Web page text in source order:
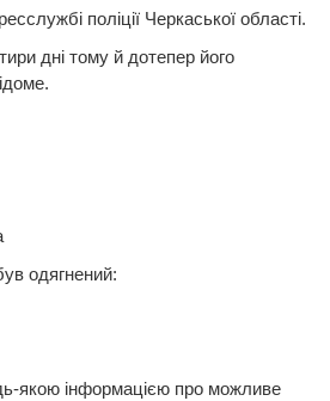
поліції Черкаської області.
дні тому й дотепер його
одягнений:
якою інформацією про можливе